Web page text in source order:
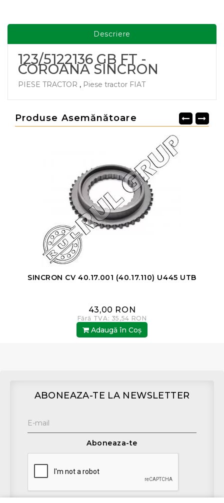
Descriere
123/5122136 GB FT -
COROANA SINCRON
PIESE TRACTOR , Piese tractor FIAT
Produse Asemănătoare
SINCRON CV 40.17.001 (40.17.110) U445 UTB
43,00 RON
Fără TVA: 35,54 RON
Adaugă în Coş
ABONEAZA-TE LA NEWSLETTER
Aboneaza-te